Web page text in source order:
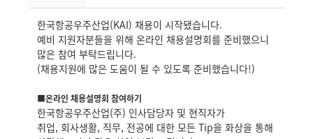
한국항공우주산업(KAI) 채용이 시작됐습니다.
예비 지원자분들을 위해 온라인 채용설명회를 준비했으니
많은 참여 부탁드립니다.
(채용지원에 많은 도움이 될 수 있도록 준비했습니다!)
■온라인 채용설명회 참여하기
한국항공우주산업(주) 인사담당자 및 현직자가
취업, 회사생활, 직무, 전공에 대한 모든 Tip을 화상을 통해